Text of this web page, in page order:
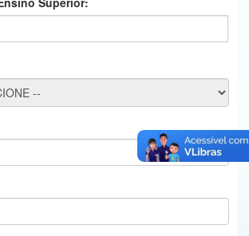
Inovações e Comunicações